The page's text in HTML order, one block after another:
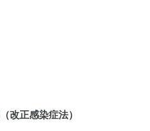
改正感染症法）